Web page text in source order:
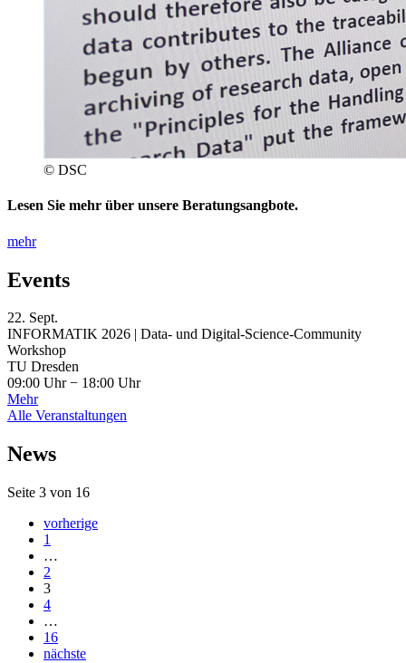
© DSC
Lesen Sie mehr über unsere Beratungsangbote.
mehr
Events
22. Sept.
INFORMATIK 2026 | Data- und Digital-Science-Community
Workshop
TU Dresden
09:00 Uhr− 18:00 Uhr
Mehr
Alle Veranstaltungen
News
Seite 3 von 16
vorherige
1
…
2
3
4
…
16
nächste